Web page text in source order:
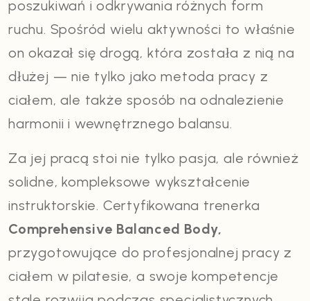
poszukiwań i odkrywania różnych form
ruchu. Spośród wielu aktywności to właśnie
on okazał się drogą, która została z nią na
dłużej — nie tylko jako metoda pracy z
ciałem, ale także sposób na odnalezienie
harmonii i wewnętrznego balansu.
Za jej pracą stoi nie tylko pasja, ale również
solidne, kompleksowe wykształcenie
instruktorskie. Certyfikowana trenerka
Comprehensive Balanced Body,
przygotowujące do profesjonalnej pracy z
ciałem w pilatesie, a swoje kompetencje